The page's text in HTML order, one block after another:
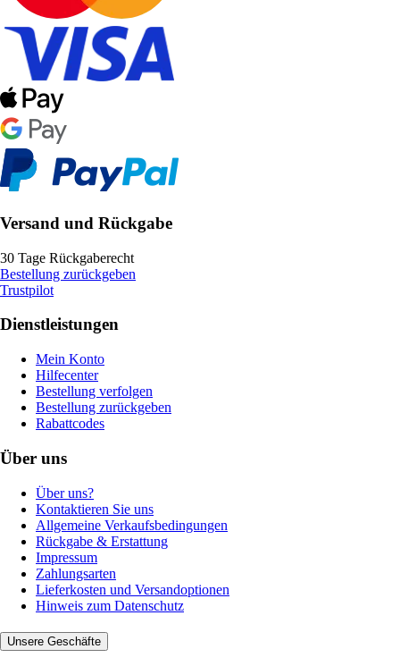
Versand und Rückgabe
30 Tage Rückgaberecht
Bestellung zurückgeben
Trustpilot
Dienstleistungen
Mein Konto
Hilfecenter
Bestellung verfolgen
Bestellung zurückgeben
Rabattcodes
Über uns
Über uns?
Kontaktieren Sie uns
Allgemeine Verkaufsbedingungen
Rückgabe & Erstattung
Impressum
Zahlungsarten
Lieferkosten und Versandoptionen
Hinweis zum Datenschutz
Unsere Geschäfte